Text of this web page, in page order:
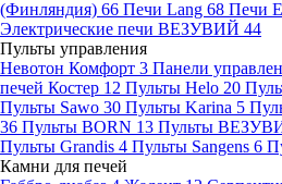
(Финляндия) 66 Печи Lang 68 Печи
Электрические печи ВЕЗУВИЙ 44
Пульты управления
Невотон Комфорт 3 Панели
печей Костер 12 Пульты Helo 20
Пульты Sawo 30 Пульты Karina 5
36 Пульты BORN 13 Пульты
Пульты Grandis 4 Пульты Sangens 6
Камни для печей